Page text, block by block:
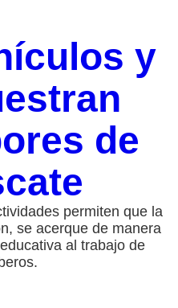
y
de
permiten que la
se acerque de manera
al trabajo de